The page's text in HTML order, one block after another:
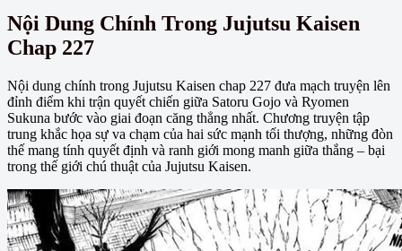
Nội Dung Chính Trong Jujutsu Kaisen
Chap 227
Nội dung chính trong Jujutsu Kaisen chap 227 đưa mạch truyện lên
đỉnh điểm khi trận quyết chiến giữa Satoru Gojo và Ryomen
Sukuna bước vào giai đoạn căng thẳng nhất. Chương truyện tập
trung khắc họa sự va chạm của hai sức mạnh tối thượng, những đòn
thế mang tính quyết định và ranh giới mong manh giữa thắng – bại
trong thế giới chú thuật của Jujutsu Kaisen.